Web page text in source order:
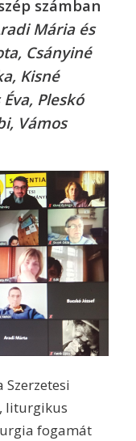
számban
Mária és
Csányiné
Kisné
Pleskó
Vámos
Szerzetesi
liturgikus
fogamát